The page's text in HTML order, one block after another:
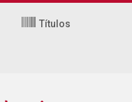
Títulos